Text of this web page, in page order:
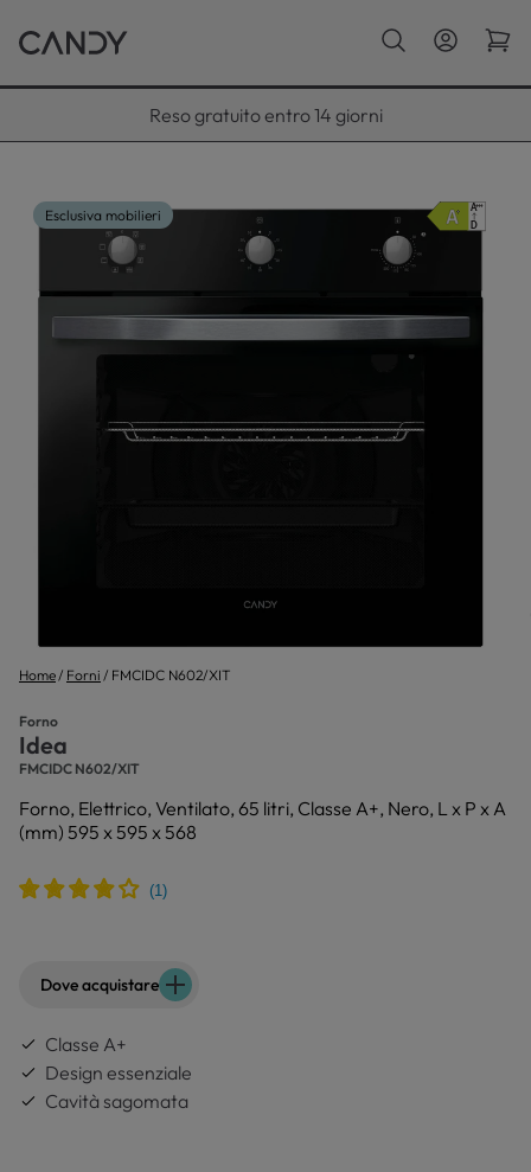
Paga con Klarna fino a 12 rate
Esclusiva mobilieri
Home Forni FMCIDC N602/XIT
Forno
Idea
FMCIDC N602/XIT
Forno, Elettrico, Ventilato, 65 litri, Classe A+, Nero, L x P x A
(mm) 595 x 595 x 568
Dove acquistare
Classe A+
Design essenziale
Cavità sagomata